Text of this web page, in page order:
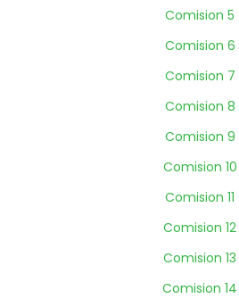
Comision 5
Comision 6
Comision 7
Comision 8
Comision 9
Comision 10
Comision 11
Comision 12
Comision 13
Comision 14